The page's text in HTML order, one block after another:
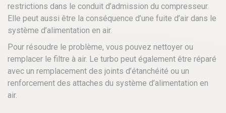
restrictions dans le conduit d’admission du compresseur.
Elle peut aussi être la conséquence d’une fuite d’air dans le
système d’alimentation en air.
Pour résoudre le problème, vous pouvez nettoyer ou
remplacer le filtre à air. Le turbo peut également être réparé
avec un remplacement des joints d’étanchéité ou un
renforcement des attaches du système d’alimentation en
air.